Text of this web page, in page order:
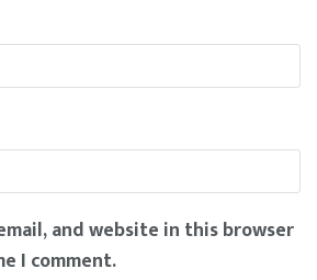
and website in this browser
I comment.